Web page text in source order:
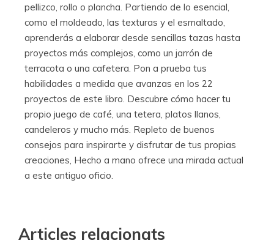
pellizco, rollo o plancha. Partiendo de lo esencial,
como el moldeado, las texturas y el esmaltado,
aprenderás a elaborar desde sencillas tazas hasta
proyectos más complejos, como un jarrón de
terracota o una cafetera. Pon a prueba tus
habilidades a medida que avanzas en los 22
proyectos de este libro. Descubre cómo hacer tu
propio juego de café, una tetera, platos llanos,
candeleros y mucho más. Repleto de buenos
consejos para inspirarte y disfrutar de tus propias
creaciones, Hecho a mano ofrece una mirada actual
a este antiguo oficio.
Articles relacionats